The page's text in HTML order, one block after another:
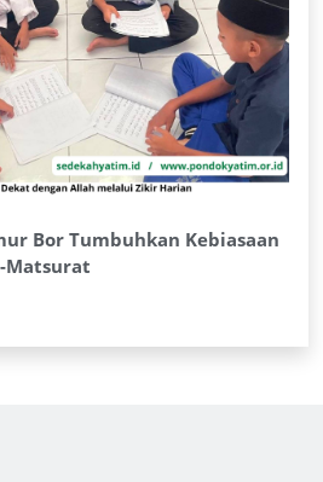
Bor Tumbuhkan Kebiasaan
Matsurat